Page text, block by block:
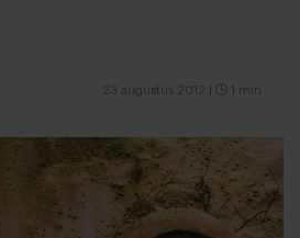
23 augustus 2012 1 min